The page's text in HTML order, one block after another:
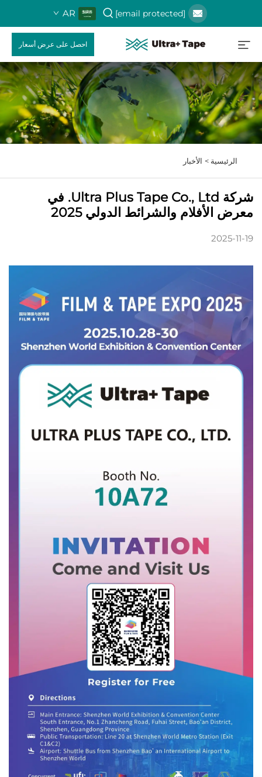
[email protected]
AR
احصل على عرض أسعار
الرئيسية > الأخبار
شركة Ultra Plus Tape Co., Ltd. في
معرض الأفلام والشرائط الدولي 2025
2025-11-19